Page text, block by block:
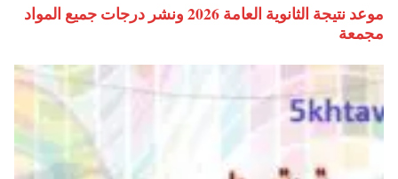
موعد نتيجة الثانوية العامة 2026 ونشر درجات جميع المواد
مجمعة